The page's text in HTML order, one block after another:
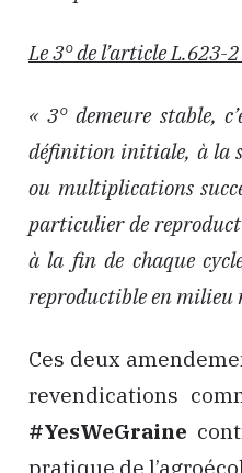
Le 3° de l’article L.623-
« 3° demeure stable,
définition initiale, à la
ou multiplications
particulier de
à la fin de chaque
reproductible en milieu
Ces deux
revendications
#YesWeGraine
pratique de